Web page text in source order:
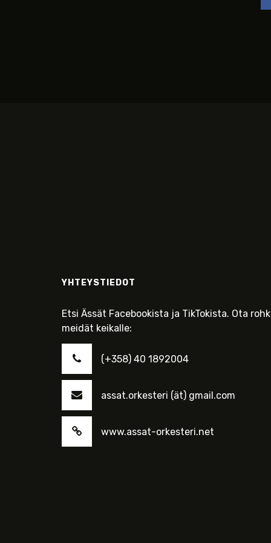
YHTEYSTIEDOT
Etsi Ässät Facebookista ja TikTokista. Ota
meidät keikalle:
(+358) 40 1892004
assat.orkesteri (ät) gmail.com
www.assat-orkesteri.net